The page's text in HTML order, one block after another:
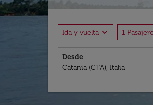
Ida y vuelta expand_more 1
Desde